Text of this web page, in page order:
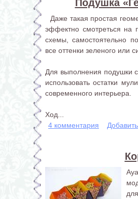
Подушка
Даже такая простая
эффектно смотреться на
схемы, самостоятельно
все оттенки зеленого или
Для выполнения подушки
использовать остатки
современного интерьера.
Ход...
4 комментария